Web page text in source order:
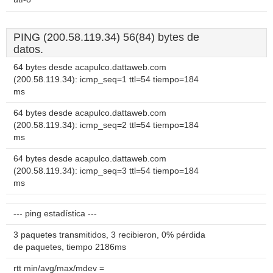
PING (200.58.119.34) 56(84) bytes de
datos.
64 bytes desde acapulco.dattaweb.com
(200.58.119.34): icmp_seq=1 ttl=54 tiempo=184
ms
64 bytes desde acapulco.dattaweb.com
(200.58.119.34): icmp_seq=2 ttl=54 tiempo=184
ms
64 bytes desde acapulco.dattaweb.com
(200.58.119.34): icmp_seq=3 ttl=54 tiempo=184
ms
--- ping estadística ---
3 paquetes transmitidos, 3 recibieron, 0% pérdida
de paquetes, tiempo 2186ms
rtt min/avg/max/mdev =